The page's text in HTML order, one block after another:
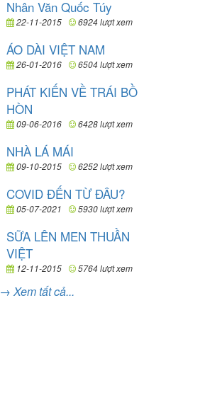
Nhân Văn Quốc Túy
22-11-2015 6924 lượt xem
ÁO DÀI VIỆT NAM
26-01-2016 6504 lượt xem
PHÁT KIẾN VỀ TRÁI BỒ
HÒN
09-06-2016 6428 lượt xem
NHÀ LÁ MÁI
09-10-2015 6252 lượt xem
COVID ĐẾN TỪ ĐÂU?
05-07-2021 5930 lượt xem
SỮA LÊN MEN THUẦN
VIỆT
12-11-2015 5764 lượt xem
→ Xem tất cả...